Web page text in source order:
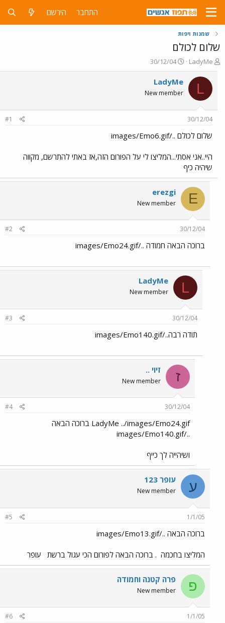
התחבר הירשם
שמנות ויפות
שלום לכולם
פ
ו
ת
ח
ה
ש
א
LadyMe
פ
ו
ר
ס
ם
30/12/04
L
LadyMe
New member
30/12/04
#1
שלום לכולם ../images/Emo6.gif
היי..אני אסתי...המליצו לי על הפורום הזה,אז באתי להתרשם, מקווה
שיהיה כיף
E
erezgi
New member
30/12/04
#2
ברוכה הבאה חמודה ../images/Emo24.gif
L
LadyMe
New member
30/12/04
#3
תודה רבה../images/Emo140.gif
ז זיוי ..
New member
30/12/04
#4
LadyMe ../images/Emo24.gif ברוכה הבאה
../images/Emo140.gif
ושיהייה לך כייף
ע עופר 123
New member
1/1/05
#5
ברוכה הבאה ../images/Emo13.gif
המליצו בחכמה . ברוכה הבאה לפורום הכי עגול ברשת עופר
פ פרה קטנה וחמודה
New member
1/1/05
#6